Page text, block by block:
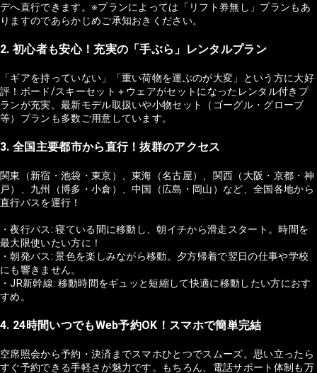
デへ直行できます。※プランによっては「リフト券無し」プランもあ
りますのであらかじめご承知おきください。
2. 初心者も安心！充実の「手ぶら」レンタルプラン
「ギアを持っていない」「重い荷物を運ぶのが大変」という方に大好
評！ボード/スキーセット＋ウェアがセットになったレンタル付きプ
ランが充実。最新モデル取扱いや小物セット（ゴーグル・グローブ
等）プランも多数ご用意しています。
3. 全国主要都市から直行！抜群のアクセス
関東（新宿・池袋・東京）、東海（名古屋）、関西（大阪・京都・神
戸）、九州（博多・小倉）、中国（広島・岡山）など、全国各地から
直行バスを運行！
・夜行バス: 寝ている間に移動し、朝イチから滑走スタート。時間を
最大限使いたい方に！
・朝発バス: 景色を楽しみながら移動。夕方帰着で翌日の仕事や学校
にも響きません。
・JR新幹線: 移動時間をギュッと短縮して快適に移動したい方におす
すめ。
4. 24時間いつでもWeb予約OK！スマホで簡単完結
空席照会から予約・決済までスマホひとつでスムーズ。思い立ったら
すぐ予約できる手軽さが魅力です。もちろん、電話サポート体制も万